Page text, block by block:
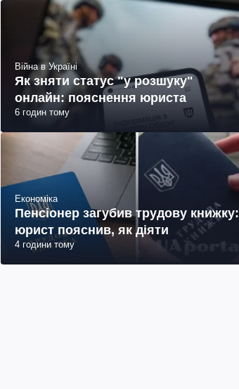
Війна в Україні
Як зняти статус "у розшуку"
онлайн: пояснення юриста
6 годин тому
Економіка
Пенсіонер загубив трудову книжку:
юрист пояснив, як діяти
4 години тому